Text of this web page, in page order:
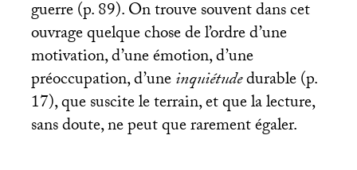
guerre (p. 89). On trouve souvent dans cet
ouvrage quelque chose de l’ordre d’une
motivation, d’une émotion, d’une
préoccupation, d’uneinquiétudedurable(p.
17), que suscite le terrain, et que la lecture,
sans doute, ne peut que rarement égaler.